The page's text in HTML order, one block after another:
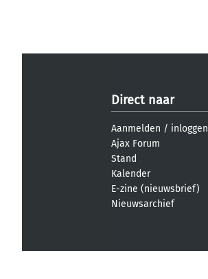
Direct naar
Aanmelden / inloggen
Ajax Forum
Stand
Kalender
E-zine (nieuwsbrief)
Nieuwsarchief